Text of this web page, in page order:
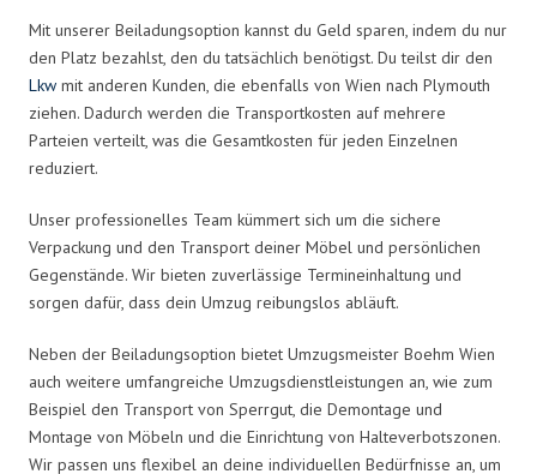
Mit unserer Beiladungsoption kannst du Geld sparen, indem du nur
den Platz bezahlst, den du tatsächlich benötigst. Du teilst dir den
Lkw mit anderen Kunden, die ebenfalls von Wien nach Plymouth
ziehen. Dadurch werden die Transportkosten auf mehrere
Parteien verteilt, was die Gesamtkosten für jeden Einzelnen
reduziert.
Unser professionelles Team kümmert sich um die sichere
Verpackung und den Transport deiner Möbel und persönlichen
Gegenstände. Wir bieten zuverlässige Termineinhaltung und
sorgen dafür, dass dein Umzug reibungslos abläuft.
Neben der Beiladungsoption bietet Umzugsmeister Boehm Wien
auch weitere umfangreiche Umzugsdienstleistungen an, wie zum
Beispiel den Transport von Sperrgut, die Demontage und
Montage von Möbeln und die Einrichtung von Halteverbotszonen.
Wir passen uns flexibel an deine individuellen Bedürfnisse an, um